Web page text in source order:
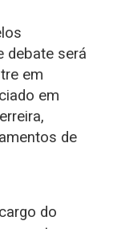
debate será
em
em
de
do